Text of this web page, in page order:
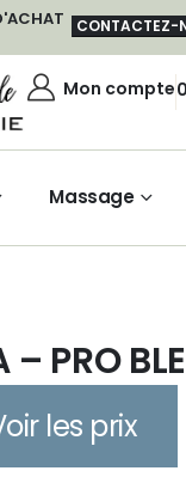
CONTACTEZ-
Mon compte
Massage
– PRO
les prix